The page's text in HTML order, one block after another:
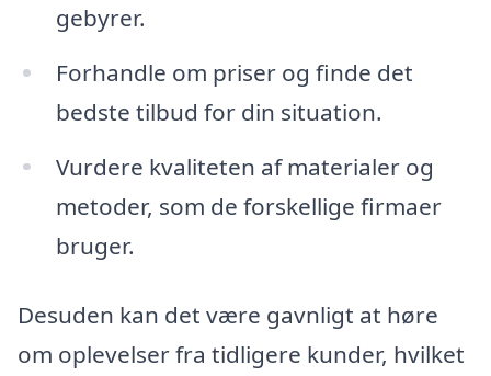
gebyrer.
Forhandle om priser og finde det
bedste tilbud for din situation.
Vurdere kvaliteten af materialer og
metoder, som de forskellige firmaer
bruger.
Desuden kan det være gavnligt at høre
om oplevelser fra tidligere kunder, hvilket